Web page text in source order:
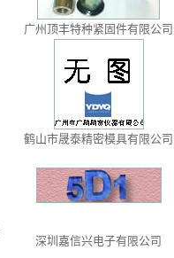
广州顶丰特种紧固件有限公司
鹤山市晟泰精密模具有限公司
深圳嘉信兴电子有限公司